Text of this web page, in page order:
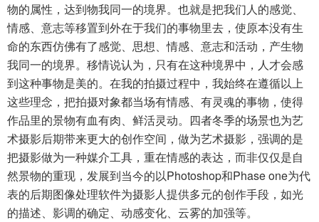
物的属性，达到物我同一的境界。也就是把我们人的感觉、
情感、意志等移置到外在于我们的事物里去，使原本没有生
命的东西仿佛有了感觉、思想、情感、意志和活动，产生物
我同一的境界。移情说认为，只有在这种境界中，人才会感
到这种事物是美的。在我的拍摄过程中，我始终在遵循以上
这些理念，把拍摄对象都当场有情感、有灵魂的事物，使得
作品里的景物有血有肉、鲜活灵动。四者冬季的场景也为艺
术摄影后期带来更大的创作空间，做为艺术摄影，强调的是
把摄影做为一种媒介工具，重在情感的表达，而非仅仅是自
然景物的重现，发展到当今的以Photoshop和Phase one为代
表的后期图像处理软件为摄影人提供多元的创作手段，如光
的描述、影调的确定、动感变化、云雾的加强等。